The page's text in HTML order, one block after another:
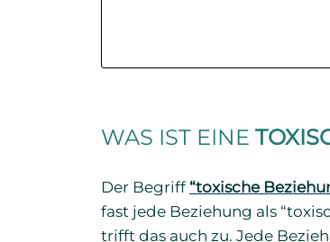
WAS IST EINE
Der Begriff “toxische
fast jede Beziehung als
trifft das auch zu. Jede